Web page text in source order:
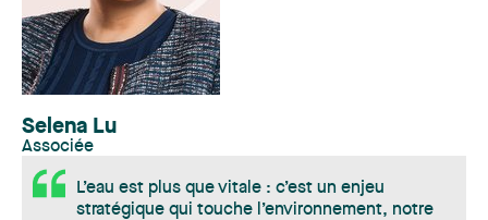
Selena Lu
Associée
L’eau est plus que vitale : c’est un enjeu
stratégique qui touche l’environnement, notre